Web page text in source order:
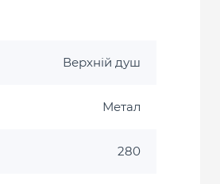
Верхній душ
Метал
280